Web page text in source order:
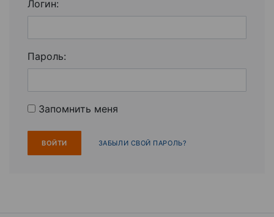
Логин:
Пароль:
Запомнить меня
ЗАБЫЛИ СВОЙ ПАРОЛЬ?